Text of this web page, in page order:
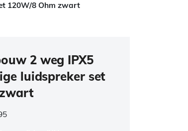
120W/8 Ohm zwart
2 weg IPX5
luidspreker set